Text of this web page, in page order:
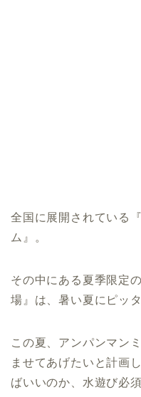
全国に展開されている
ム』。
その中にある夏季限定
場』は、暑い夏にピッ
この夏、アンパンマン
ませてあげたいと計画
ばいいのか、水遊び必